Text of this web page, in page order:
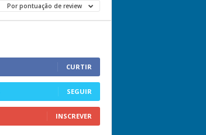
Por pontuação de review
CURTIR
SEGUIR
INSCREVER